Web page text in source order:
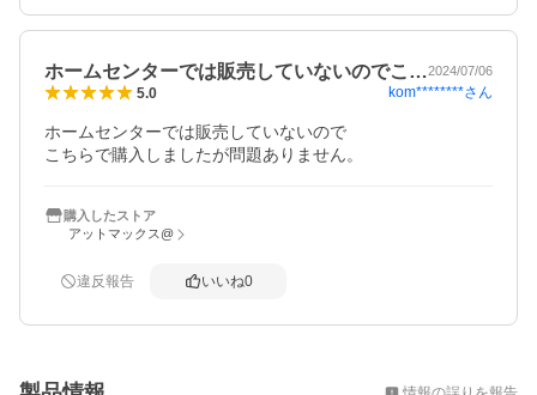
ホームセンターでは販売していないのでこ…2024/07/06
5.0 kom********さん
ホームセンターでは販売していないので
こちらで購入しましたが問題ありません。
購入したストア
アットマックス@
違反報告 いいね0